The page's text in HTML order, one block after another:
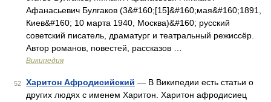
Афанасьевич Булгаков (3&#160;[15]&#160;мая&#160;1891,
Киев&#160; 10 марта 1940, Москва)&#160; русский
советский писатель, драматург и театральный режиссёр.
Автор романов, повестей, рассказов …
Википедия
52 Харитон Афродисийский — В Википедии есть статьи о
других людях с именем Харитон. Харитон афродисиец